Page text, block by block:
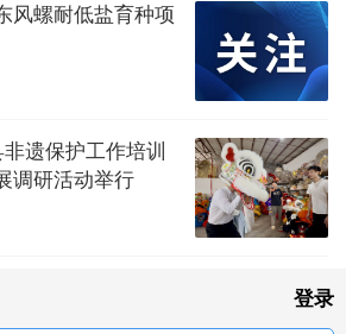
风螺耐低盐育种项
遗保护工作培训
调研活动举行
登录